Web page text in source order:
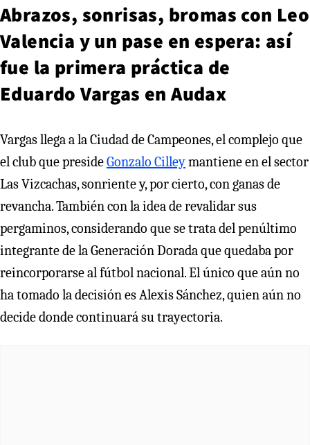
Abrazos, sonrisas, bromas con Leo
Valencia y un pase en espera: así
fue la primera práctica de
Eduardo Vargas en Audax
Vargas llega a la Ciudad de Campeones, el complejo que
el club que presideGonzalo Cilleymantiene en el sector
Las Vizcachas, sonriente y, por cierto, con ganas de
revancha. También con la idea de revalidar sus
pergaminos, considerando que se trata del penúltimo
integrante de la Generación Dorada que quedaba por
reincorporarse al fútbol nacional. El único que aún no
ha tomado la decisión es Alexis Sánchez, quien aún no
decide donde continuará su trayectoria.